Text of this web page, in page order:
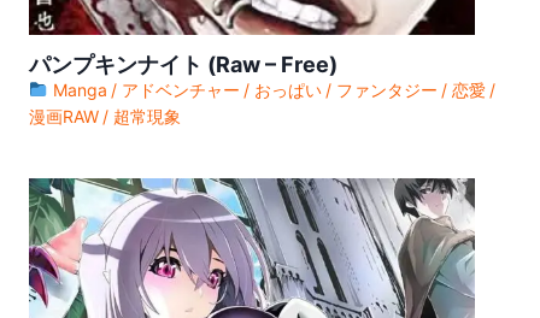
ワンピース (Raw – Free) 【第1114話】
ワンピース (Raw – Free) 【第1113話】
ワンピース (Raw – Free) 【第1112話】
ワンピース (Raw – Free) 【第1110話】
ワンピース (Raw – Free) 【第1109話】
ワンピース (Raw – Free) 【第1108話】
パンプキンナイト (Raw – Free)
Manga アドベンチャー おっぱい ファンタジー
恋愛
漫画RAW
超常現象